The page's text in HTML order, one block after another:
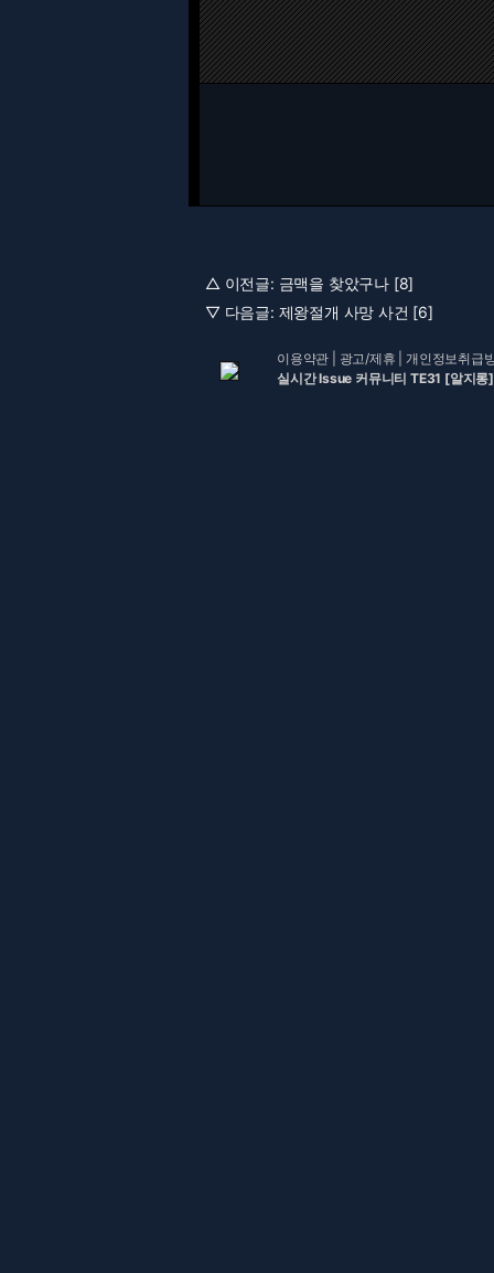
△ 이전글: 금맥을 찾았구나 [8]
▽ 다음글: 제왕절개 사망 사건 [6]
이용약관 광고/제휴 |개인정보취급
실시간 Issue 커뮤니티 TE31 [알지